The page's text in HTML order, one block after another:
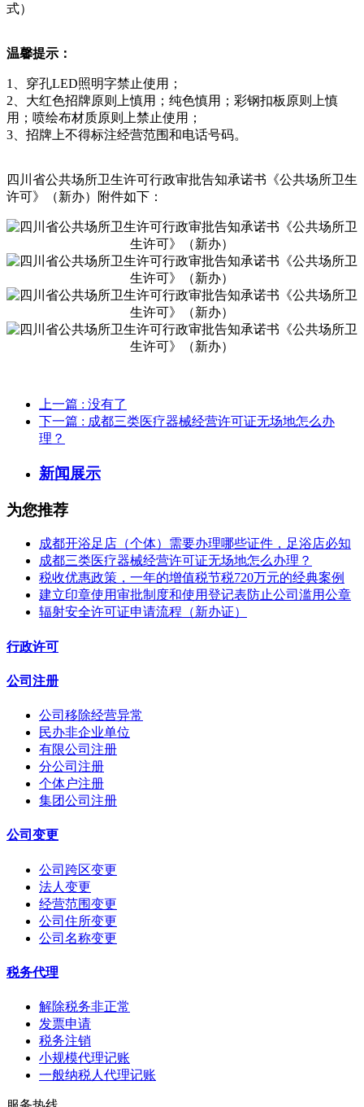
式）
温馨提示：
1、穿孔LED照明字禁止使用；
2、大红色招牌原则上慎用；纯色慎用；彩钢扣板原则上慎
用；喷绘布材质原则上禁止使用；
3、招牌上不得标注经营范围和电话号码。
四川省公共场所卫生许可行政审批告知承诺书《公共场所卫生
许可》（新办）附件如下：
上一篇 : 没有了
下一篇 : 成都三类医疗器械经营许可证无场地怎么办
理？
新闻展示
为您推荐
成都开浴足店（个体）需要办理哪些证件，足浴店必知
成都三类医疗器械经营许可证无场地怎么办理？
税收优惠政策，一年的增值税节税720万元的经典案例
建立印章使用审批制度和使用登记表防止公司滥用公章
辐射安全许可证申请流程（新办证）
行政许可
公司注册
公司移除经营异常
民办非企业单位
有限公司注册
分公司注册
个体户注册
集团公司注册
公司变更
公司跨区变更
法人变更
经营范围变更
公司住所变更
公司名称变更
税务代理
解除税务非正常
发票申请
税务注销
小规模代理记账
一般纳税人代理记账